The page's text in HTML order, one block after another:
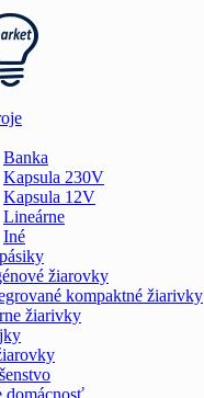
Banka
Kapsula 230V
Kapsula 12V
Lineárne
Iné
žiarovky
kompaktné žiarivky
žiarivky
domácnosť